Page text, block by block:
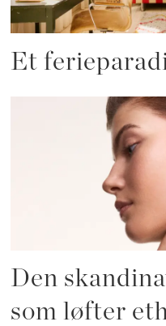
Et
Den
som løfter